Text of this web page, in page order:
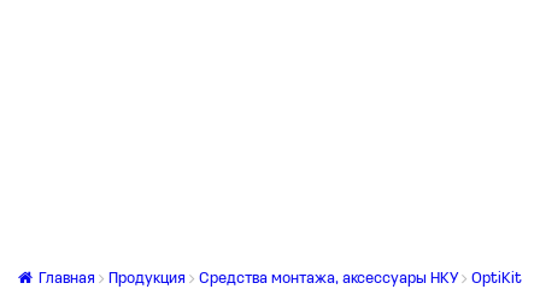
Главная Продукция Средства монтажа, аксессуары НКУ
OptiKit